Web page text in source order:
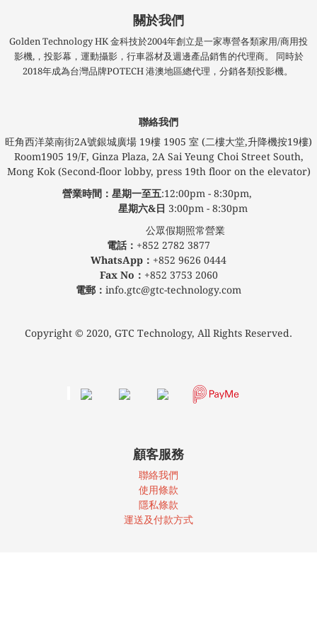
關於我們
Golden Technology HK 金科技於2004年創立是一家專營各類家用/商用投
影機,，投影幕，運動攝影，行車器材及週邊產品銷售的代理商。 同時於
2018年成為台灣品牌POTECH 港澳地區總代理，分銷各類投影機。
聯絡我們
旺角西洋菜南街2A號銀城廣場​ 19樓 1905 室 (二樓大堂,升降機按19樓)
Room1905 19/F, Ginza Plaza, 2A Sai Yeung Choi Street South,
Mong Kok (Second-floor lobby, press 19th floor on the elevator)
營業時間：星期一至五:12:00pm - 8:30pm,
星期六&日 3:00pm - 8:30pm
公眾假期照常營業
電話： +852 2782 3877
WhatsApp： +852 9626 0444
Fax No： +852 3753 2060
電郵： info.gtc@gtc-technology.com
Copyright © 2020, GTC Technology, All Rights Reserved.
顧客服務
聯絡我們
使用條款
隱私條款
運送及付款方式